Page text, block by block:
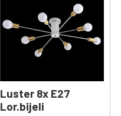
Luster 8x E27
Lor.bijeli